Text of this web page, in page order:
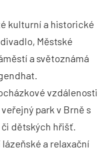
kulturní a historické
Městské
a světoznámá
vzdálenosti
park v Brně s
dětských hřišť.
a relaxační